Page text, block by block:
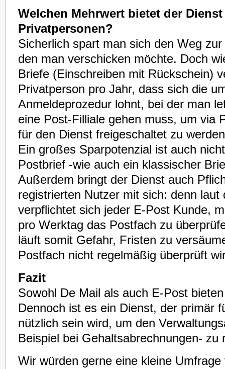
Welchen Mehrwert bietet der
Privatpersonen?
Sicherlich spart man sich den Weg
den man verschicken möchte. Doch
Briefe (Einschreiben mit Rückschein)
Privatperson pro Jahr, dass sich die
Anmeldeprozedur lohnt, bei der man
eine Post-Filliale gehen muss, um via
für den Dienst freigeschaltet zu
Ein großes Sparpotenzial ist auch
Postbrief -wie auch ein klassischer
Außerdem bringt der Dienst auch
registrierten Nutzer mit sich: denn laut
verpflichtet sich jeder E-Post Kunde,
pro Werktag das Postfach zu
läuft somit Gefahr, Fristen zu
Postfach nicht regelmäßig überprüft
Fazit
Sowohl De Mail als auch E-Post
Dennoch ist es ein Dienst, der primär
nützlich sein wird, um den
Beispiel bei Gehaltsabrechnungen- zu
Wir würden gerne eine kleine Umfrage